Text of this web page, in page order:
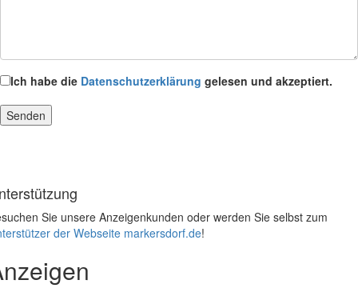
Ich habe die Datenschutzerklärung gelesen und akzeptiert.
Sie unsere Anzeigenkunden oder werden Sie selbst zum
der Webseite markersdorf.de!